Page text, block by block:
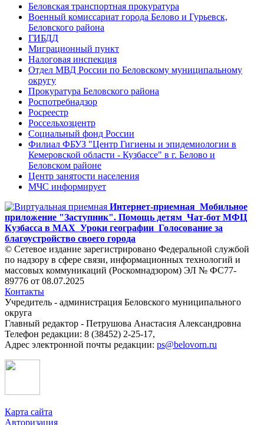
Беловская транспортная прокуратура
Военный комиссариат города Белово и Гурьевск,
Беловского района
ГИБДД
Миграционный пункт
Налоговая инспекция
Отдел МВД России по Беловскому муниципальному
округу
Прокуратура Беловского района
Роспотребнадзор
Росреестр
Россельхозцентр
Социальный фонд России
Филиал ФБУЗ "Центр Гигиены и эпидемиологии в
Кемеровской области - Кузбассе" в г. Белово и
Беловском районе
Центр занятости населения
МЧС информирует
Интернет-приемная Мобильное
приложение "Заступник". Помощь детям Чат-бот МФЦ
Кузбасса в MAX Уроки географии Голосование за
благоустройство своего города
© Сетевое издание зарегистрировано Федеральной службой
по надзору в сфере связи, информационных технологий и
массовых коммуникаций (Роскомнадзором) ЭЛ № ФС77-
89776 от 08.07.2025
Контакты
Учредитель - администрация Беловского муниципального
округа
Главный редактор - Петрушова Анастасия Александровна
Телефон редакции: 8 (38452) 2-25-17,
Адрес электронной почты редакции: ps@belovorn.ru
Карта сайта
Авторизация